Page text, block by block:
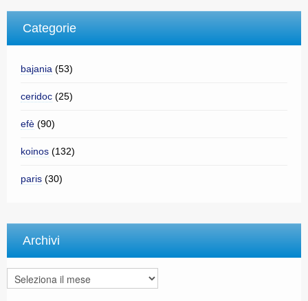
Categorie
bajania (53)
ceridoc (25)
efè (90)
koinos (132)
paris (30)
Archivi
Archivi